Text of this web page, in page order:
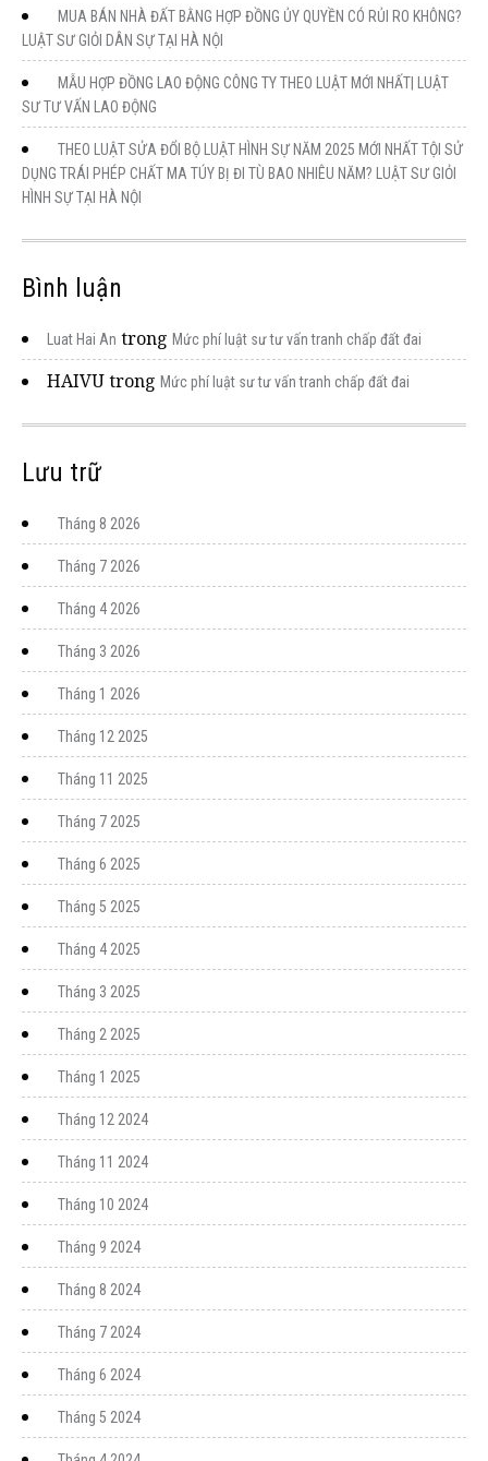
MUA BÁN NHÀ ĐẤT BẰNG HỢP ĐỒNG ỦY QUYỀN CÓ RỦI RO KHÔNG?
LUẬT SƯ GIỎI DÂN SỰ TẠI HÀ NỘI
MẪU HỢP ĐỒNG LAO ĐỘNG CÔNG TY THEO LUẬT MỚI NHẤT| LUẬT
SƯ TƯ VẤN LAO ĐỘNG
THEO LUẬT SỬA ĐỔI BỘ LUẬT HÌNH SỰ NĂM 2025 MỚI NHẤT TỘI SỬ
DỤNG TRÁI PHÉP CHẤT MA TÚY BỊ ĐI TÙ BAO NHIÊU NĂM? LUẬT SƯ GIỎI
HÌNH SỰ TẠI HÀ NỘI
Bình luận
Luat Hai An trong Mức phí luật sư tư vấn tranh chấp đất đai
HAIVUtrong Mức phí luật sư tư vấn tranh chấp đất đai
Lưu trữ
Tháng 8 2026
Tháng 7 2026
Tháng 4 2026
Tháng 3 2026
Tháng 1 2026
Tháng 12 2025
Tháng 11 2025
Tháng 7 2025
Tháng 6 2025
Tháng 5 2025
Tháng 4 2025
Tháng 3 2025
Tháng 2 2025
Tháng 1 2025
Tháng 12 2024
Tháng 11 2024
Tháng 10 2024
Tháng 9 2024
Tháng 8 2024
Tháng 7 2024
Tháng 6 2024
Tháng 5 2024